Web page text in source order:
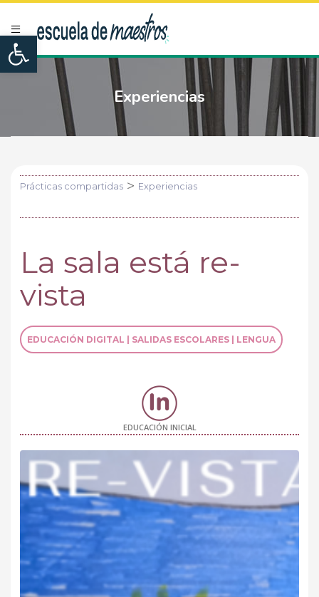
Open toolbar
Experiencias
Prácticas compartidas> Experiencias
La sala está re-
vista
EDUCACIÓN DIGITAL | SALIDAS ESCOLARES | LENGUA
EDUCACIÓN INICIAL